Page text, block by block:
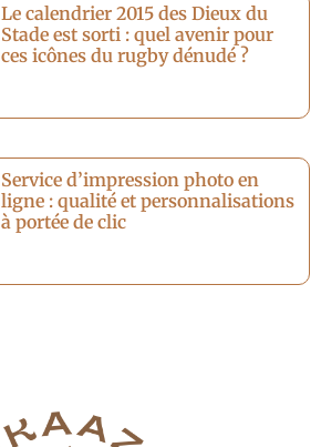
Le calendrier 2015 des Dieux du
Stade est sorti : quel avenir pour
ces icônes du rugby dénudé ?
Service d’impression photo en
ligne : qualité et personnalisations
à portée de clic